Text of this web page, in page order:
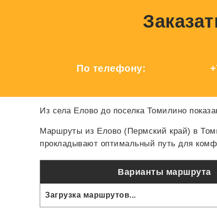
По телефону:
Из села Елово до поселка Томилино
Маршруты из Елово (Пермский край) в
прокладывают оптимальный путь для
Варианты маршрута
Загрузка маршрутов...